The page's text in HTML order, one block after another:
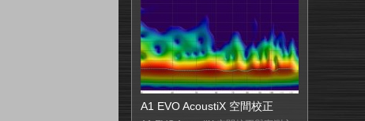
A1 EVO AcoustiX 空間校正